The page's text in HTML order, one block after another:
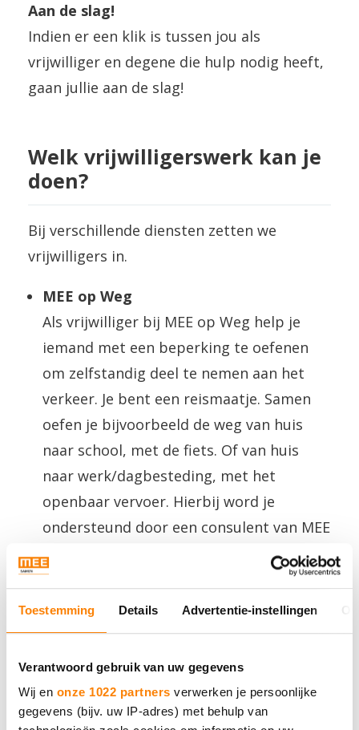
Toestemming Details Advertentie-instellingen
Verantwoord gebruik van uw gegevens
Wij en onze 1022 partners verwerken je persoonlijke
gegevens (bijv. uw IP-adres) met behulp van
Aan de slag!
Indien er een klik is tussen jou als
vrijwilliger en degene die hulp nodig heeft,
gaan jullie aan de slag!
Welk vrijwilligerswerk kan je
doen?
Bij verschillende diensten zetten we
vrijwilligers in.
MEE op Weg
Als vrijwilliger bij MEE op Weg help je
iemand met een beperking te oefenen
om zelfstandig deel te nemen aan het
verkeer. Je bent een reismaatje. Samen
oefen je bijvoorbeeld de weg van huis
naar school, met de fiets. Of van huis
naar werk/dagbesteding, met het
openbaar vervoer. Hierbij word je
ondersteund door een consulent van MEE
Samen.
Meer weten over MEE op Weg?
Bekijk de paginaMEE op Weg - MEE
Benieuwd welke vrijwilligersvacatures